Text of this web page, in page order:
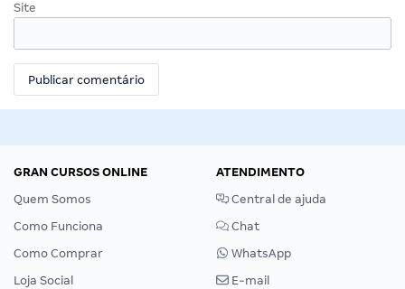
Site
GRAN CURSOS ONLINE
Quem Somos
Como Funciona
Como Comprar
Loja Social
ATENDIMENTO
Central de ajuda
Chat
WhatsApp
E-mail